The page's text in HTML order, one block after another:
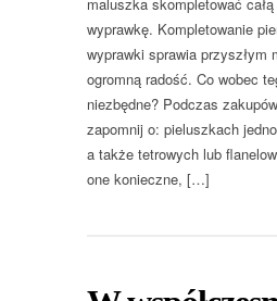
maluszka skompletować
wyprawkę. Kompletowanie
wyprawki sprawia przyszłym
ogromną radość. Co wobec
niezbędne? Podczas
zapomnij o: pieluszkach
a także tetrowych lub
one konieczne, […]